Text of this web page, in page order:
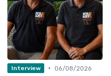
Interview • 06/08/2026